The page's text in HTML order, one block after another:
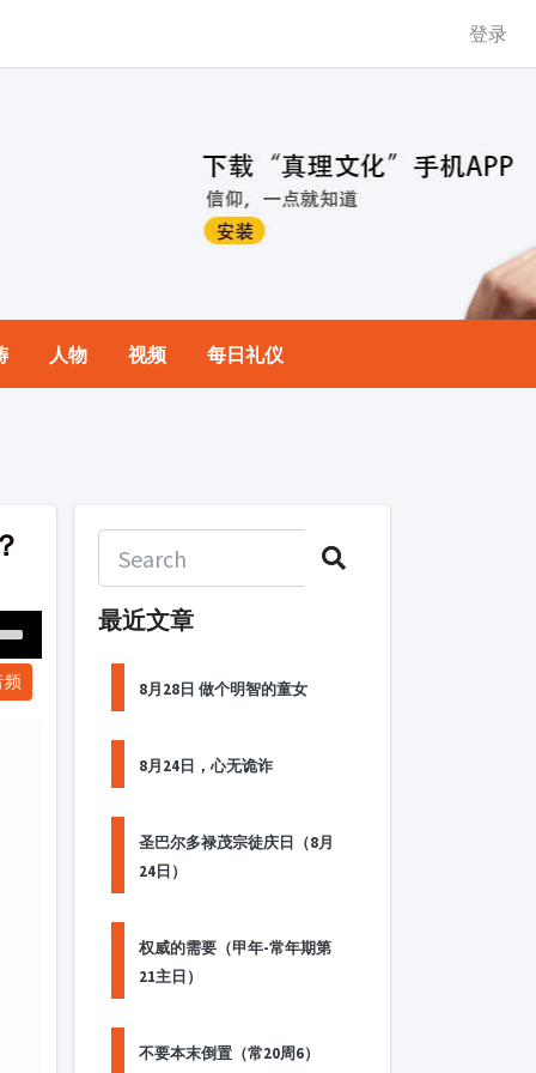
登录
人物 视频 每日礼仪
频
最近文章
8月28日 做个明智的童女
8月24日，心无诡诈
圣巴尔多禄茂宗徒庆日（8月
24日）
权威的需要（甲年-常年期第
21主日）
不要本末倒置（常20周6）